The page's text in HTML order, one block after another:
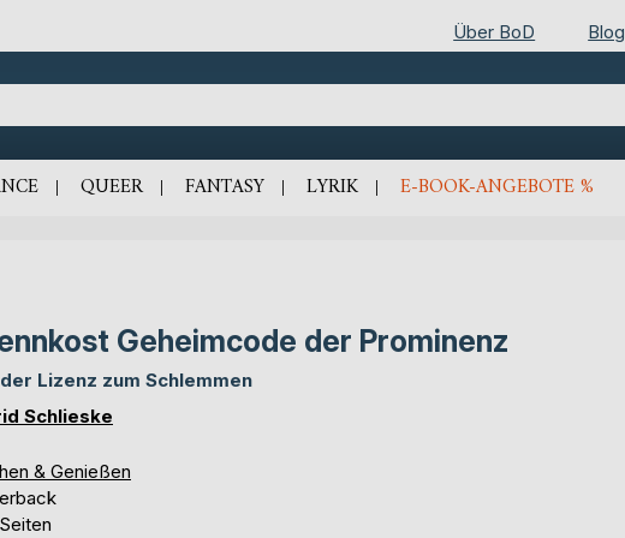
Über BoD Blog
QUEER FANTASY LYRIK E-BOOK-ANGEBOTE %
Geheimcode der Prominenz
Lizenz zum Schlemmen
Schlieske
& Genießen